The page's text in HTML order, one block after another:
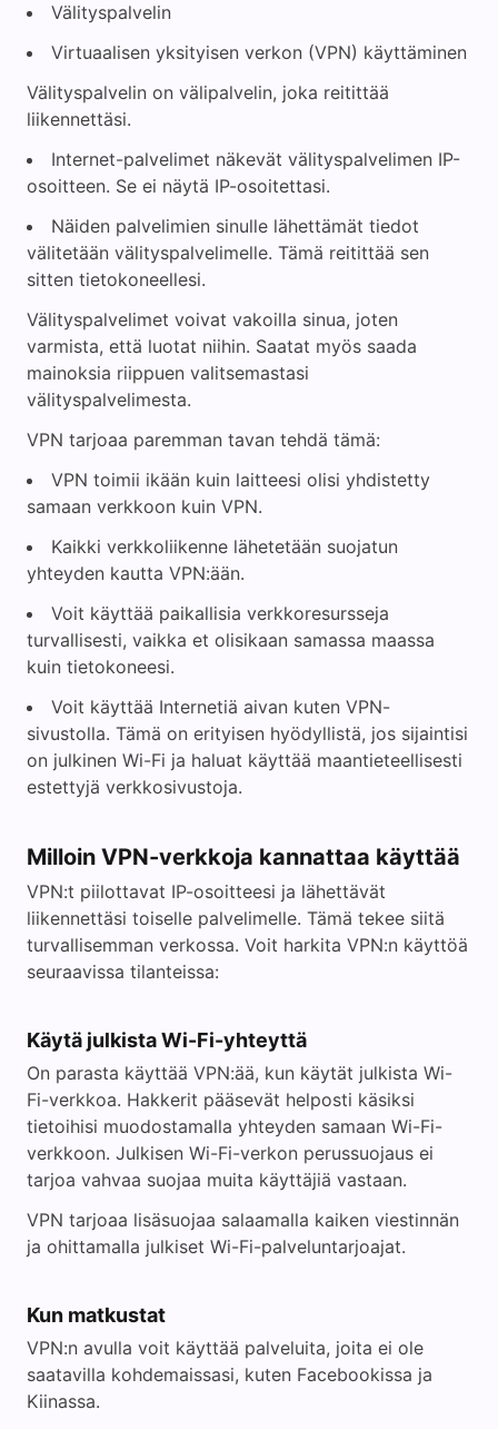
Välityspalvelin
Virtuaalisen yksityisen verkon (VPN) käyttäminen
Välityspalvelin on välipalvelin, joka reitittää
liikennettäsi.
Internet-palvelimet näkevät välityspalvelimen IP-
osoitteen. Se ei näytä IP-osoitettasi.
Näiden palvelimien sinulle lähettämät tiedot
välitetään välityspalvelimelle. Tämä reitittää sen
sitten tietokoneellesi.
Välityspalvelimet voivat vakoilla sinua, joten
varmista, että luotat niihin. Saatat myös saada
mainoksia riippuen valitsemastasi
välityspalvelimesta.
VPN tarjoaa paremman tavan tehdä tämä:
VPN toimii ikään kuin laitteesi olisi yhdistetty
samaan verkkoon kuin VPN.
Kaikki verkkoliikenne lähetetään suojatun
yhteyden kautta VPN:ään.
Voit käyttää paikallisia verkkoresursseja
turvallisesti, vaikka et olisikaan samassa maassa
kuin tietokoneesi.
Voit käyttää Internetiä aivan kuten VPN-
sivustolla. Tämä on erityisen hyödyllistä, jos sijaintisi
on julkinen Wi-Fi ja haluat käyttää maantieteellisesti
estettyjä verkkosivustoja.
Milloin VPN-verkkoja kannattaa käyttää
VPN:t piilottavat IP-osoitteesi ja lähettävät
liikennettäsi toiselle palvelimelle. Tämä tekee siitä
turvallisemman verkossa. Voit harkita VPN:n käyttöä
seuraavissa tilanteissa:
Käytä julkista Wi-Fi-yhteyttä
On parasta käyttää VPN:ää, kun käytät julkista Wi-
Fi-verkkoa. Hakkerit pääsevät helposti käsiksi
tietoihisi muodostamalla yhteyden samaan Wi-Fi-
verkkoon. Julkisen Wi-Fi-verkon perussuojaus ei
tarjoa vahvaa suojaa muita käyttäjiä vastaan.
VPN tarjoaa lisäsuojaa salaamalla kaiken viestinnän
ja ohittamalla julkiset Wi-Fi-palveluntarjoajat.
Kun matkustat
VPN:n avulla voit käyttää palveluita, joita ei ole
saatavilla kohdemaissasi, kuten Facebookissa ja
Kiinassa.